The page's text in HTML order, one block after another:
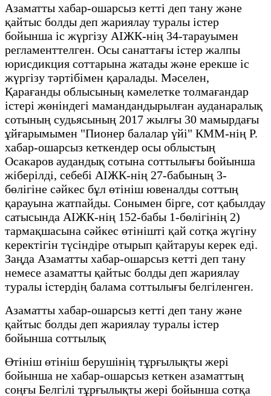
Азаматты хабар-ошарсыз кетті деп тану және
қайтыс болды деп жариялау туралы істер
бойынша іс жүргізу АІЖК-нің 34-тарауымен
регламенттелген. Осы санаттағы істер жалпы
юрисдикция соттарына жатады және ерекше іс
жүргізу тәртібімен қаралады. Мәселен,
Қарағанды облысының кәмелетке толмағандар
істері жөніндегі мамандандырылған ауданаралық
сотының судьясының 2017 жылғы 30 мамырдағы
ұйғарымымен "Пионер балалар үйі" КММ-нің Р.
хабар-ошарсыз кеткендер осы облыстың
Осакаров аудандық сотына соттылығы бойынша
жіберілді, себебі АІЖК-нің 27-бабының 3-
бөлігіне сәйкес бұл өтініш ювеналды соттың
қарауына жатпайды. Сонымен бірге, сот қабылдау
сатысында АІЖК-нің 152-бабы 1-бөлігінің 2)
тармақшасына сәйкес өтінішті қай сотқа жүгіну
керектігін түсіндіре отырып қайтаруы керек еді.
Заңда Азаматты хабар-ошарсыз кетті деп тану
немесе азаматты қайтыс болды деп жариялау
туралы істердің балама соттылығы белгіленген.
Азаматты хабар-ошарсыз кетті деп тану және
қайтыс болды деп жариялау туралы істер
бойынша соттылық
Өтініш өтініш берушінің тұрғылықты жері
бойынша не хабар-ошарсыз кеткен азаматтың
соңғы Белгілі тұрғылықты жері бойынша сотқа